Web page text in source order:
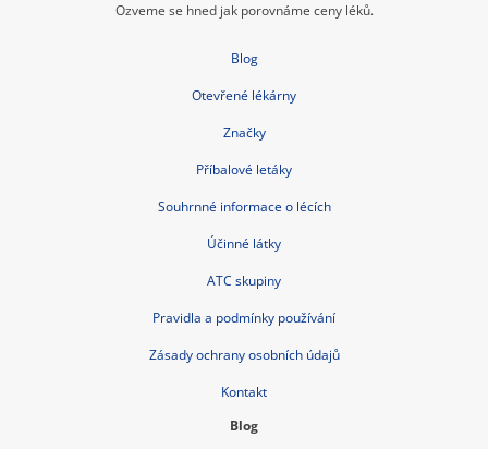
Ozveme se hned jak porovnáme ceny léků.
Blog
Otevřené lékárny
Značky
Příbalové letáky
Souhrnné informace o lécích
Účinné látky
ATC skupiny
Pravidla a podmínky používání
Zásady ochrany osobních údajů
Kontakt
Blog